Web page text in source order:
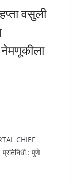
वसुली
नेमणूकीला
CHIEF
: पुणे